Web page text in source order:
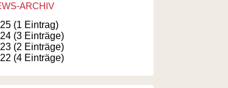
ARCHIV
(1 Eintrag)
(3 Einträge)
(2 Einträge)
(4 Einträge)